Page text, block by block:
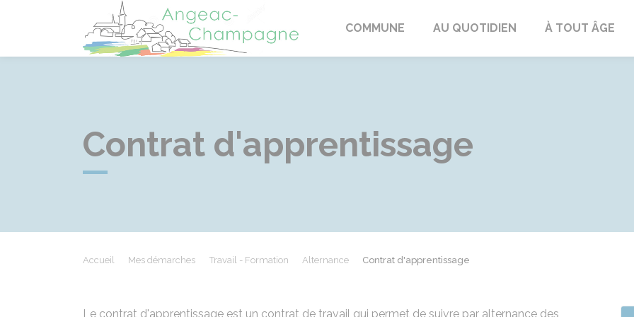
Angeac-Champagne
COMMUNE AU QUOTIDIEN À TOUT ÂGE
Contrat d'apprentissage
Accueil Mes démarches Travail - Formation Alternance Contrat d'apprentissage
Le contrat d'apprentissage est un contrat de travail qui permet de suivre par alternance des